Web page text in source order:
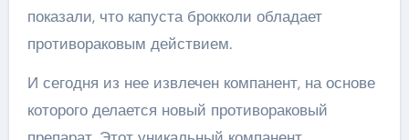
показали, что капуста брокколи обладает
противораковым действием.
И сегодня из нее извлечен компанент, на основе
которого делается новый противораковый